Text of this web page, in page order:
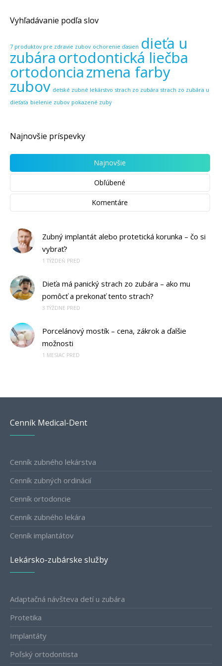
Vyhľadávanie podľa slov
7 produktov pre zdravie zubov ochorenie ďasien dieťa u
zubára ortodontická liečba
ortodonciazmena farby
zubov detské zubné lekárstvo strach zo zubára strach zo zubára u
dieťaťa bielenie zubov pokazené zuby
Najnovšie príspevky
Najnovšie
Obľúbené
Komentáre
Zubný implantát alebo protetická korunka – čo si
vybrať?
1 TÝŽDEŇ PRED
Dieťa má panický strach zo zubára – ako mu
pomôcť a prekonať tento strach?
3 TÝŽDNE PRED
Porcelánový mostík – cena, zákrok a ďalšie
možnosti
1 MESIAC PRED
Cenník Medical-Dent
Cenník zubného lekárstva
Cenník zubných ordinácií
Cenník ortodoncie
Cenník zubného lekára
Cenník implantátov
Lekársko-zubárske služby
Adaptačná návšteva detí u zubára
Protetika
Implantáty
Poľský ortodontista